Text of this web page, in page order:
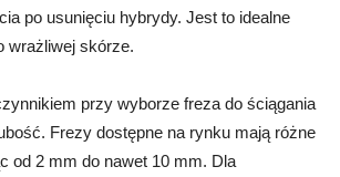
po usunięciu hybrydy. Jest to idealne
wrażliwej skórze.
przy wyborze freza do ściągania
Frezy dostępne na rynku mają różne
od 2 mm do nawet 10 mm. Dla